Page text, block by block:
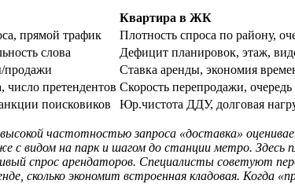
Квартира в ЖК
прямой трафик Плотность спроса по району,
слова Дефицит планировок, этаж,
продажи Ставка аренды, экономия
число претендентов Скорость перепродажи, очередь
поисковиков Юр.чистота ДДУ, долговая
частотностью запроса «доставка»
с видом на парк и шагом до станции метро. Здесь
спрос арендаторов. Специалисты советуют
сколько экономит встроенная кладовая. Когда